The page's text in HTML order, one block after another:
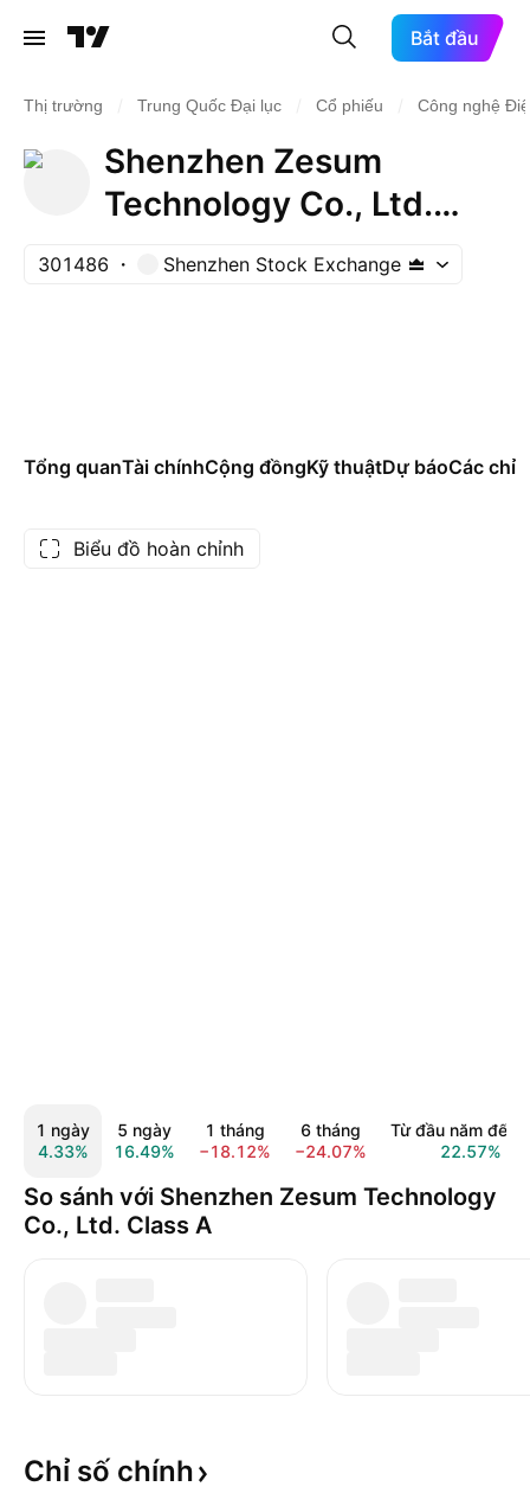
Bắt đầu
Thị trường Trung Quốc Đại lục Cổ phiếu Công nghệ
Shenzhen Zesum
Technology Co., Ltd.
Class A
301486 Shenzhen Stock Exchange
Tổng quanTài chínhCộng đồngKỹ thuậtDự báoCác chỉ
Biểu đồ hoàn chỉnh
1 ngày
4.33%
5 ngày
16.49%
1 tháng
−18.12%
6 tháng
−24.07%
Từ đầu năm đến
22.57%
So sánh với Shenzhen Zesum Technology
Co., Ltd. Class A
Chỉ số chính